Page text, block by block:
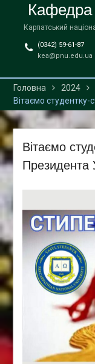
brązu
за
!
Збори
Кафедра
Карпатський
(0342) 59-61-87
kea@pnu.edu.ua
Головна 2024
Вітаємо студентку-
Вітаємо
Президента